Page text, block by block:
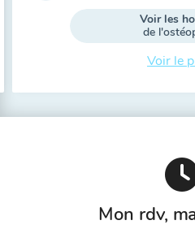
Voir les
de
Voir le
Mon rdv,